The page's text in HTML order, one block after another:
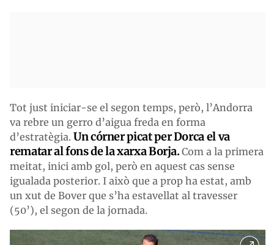
Tot just iniciar-se el segon temps, però, l’Andorra
va rebre un gerro d’aigua freda en forma
d’estratègia. Un córner picat per Dorca el va
rematar al fons de la xarxa Borja.Com a la primera
meitat, inici amb gol, però en aquest cas sense
igualada posterior. I això que a prop ha estat, amb
un xut de Bover que s’ha estavellat al travesser
(50’), el segon de la jornada.